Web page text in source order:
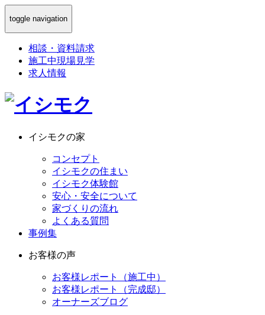
toggle navigation
相談 ・ 資料請求
施工中現場見学
求人情報
イシモクの家
コンセプト
イシモクの住まい
イシモク体験館
安心・安全について
家づくりの流れ
よくある質問
事例集
お客様の声
お客様レポート（施工中）
お客様レポート（完成邸）
オーナーズブログ